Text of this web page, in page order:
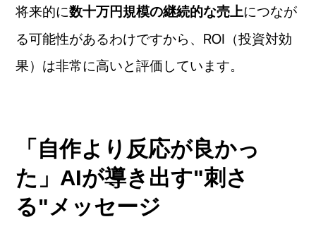
将来的に数十万円規模の継続的な売上につなが
る可能性があるわけですから、ROI（投資対効
果）は非常に高いと評価しています。
「自作より反応が良かっ
た」AIが導き出す"刺さ
る"メッセージ